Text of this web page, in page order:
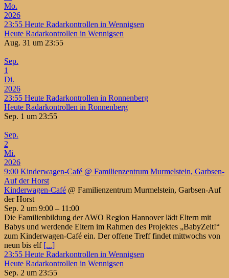
Mo.
2026
23:55 Heute Radarkontrollen in Wennigsen
Heute Radarkontrollen in Wennigsen
Aug. 31 um 23:55
Sep.
1
Di.
2026
23:55 Heute Radarkontrollen in Ronnenberg
Heute Radarkontrollen in Ronnenberg
Sep. 1 um 23:55
Sep.
2
Mi.
2026
9:00 Kinderwagen-Café @ Familienzentrum Murmelstein, Garbsen-
Auf der Horst
Kinderwagen-Café @ Familienzentrum Murmelstein, Garbsen-Auf
der Horst
Sep. 2 um 9:00 – 11:00
Die Familienbildung der AWO Region Hannover lädt Eltern mit
Babys und werdende Eltern im Rahmen des Projektes „BabyZeit!“
zum Kinderwagen-Café ein. Der offene Treff findet mittwochs von
neun bis elf [...]
23:55 Heute Radarkontrollen in Wennigsen
Heute Radarkontrollen in Wennigsen
Sep. 2 um 23:55